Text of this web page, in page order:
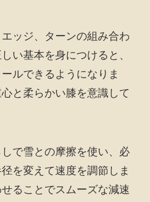
ッジ、ターンの組み合わ
い基本を身につけると、
ルできるようになりま
と柔らかい膝を意識して
で雪との摩擦を使い、必
を変えて速度を調節しま
ることでスムーズな減速